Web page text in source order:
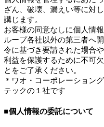
ざん、破壊、漏えい等に対
講じます。
お客様の同意なしに個人情
ループ各社以外の第三者へ
令に基づき要請された場合
利益を保護するために不可
とをご了承ください。
＊ワオ・コーポレーション
テックの１社です
■個人情報の委託について